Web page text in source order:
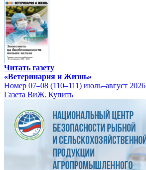
Читать газету
«Ветеринария и Жизнь»
Номер 07–08 (110–111) июль–август 2026
Газета ВиЖ. Купить